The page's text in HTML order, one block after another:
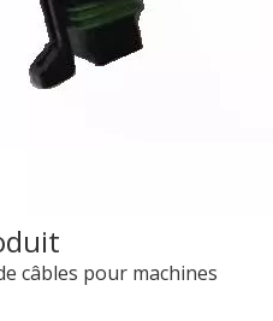
câbles pour machines